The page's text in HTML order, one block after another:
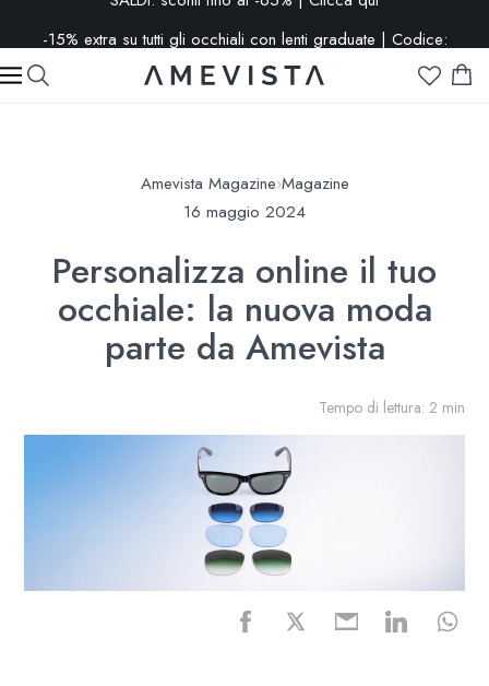
-15% extra su tutti gli occhiali con lenti graduate | Codice:
VISION15
Amevista Magazine›Magazine
16 maggio 2024
Personalizza online il tuo
occhiale: la nuova moda
parte da Amevista
Tempo di lettura: 2 min